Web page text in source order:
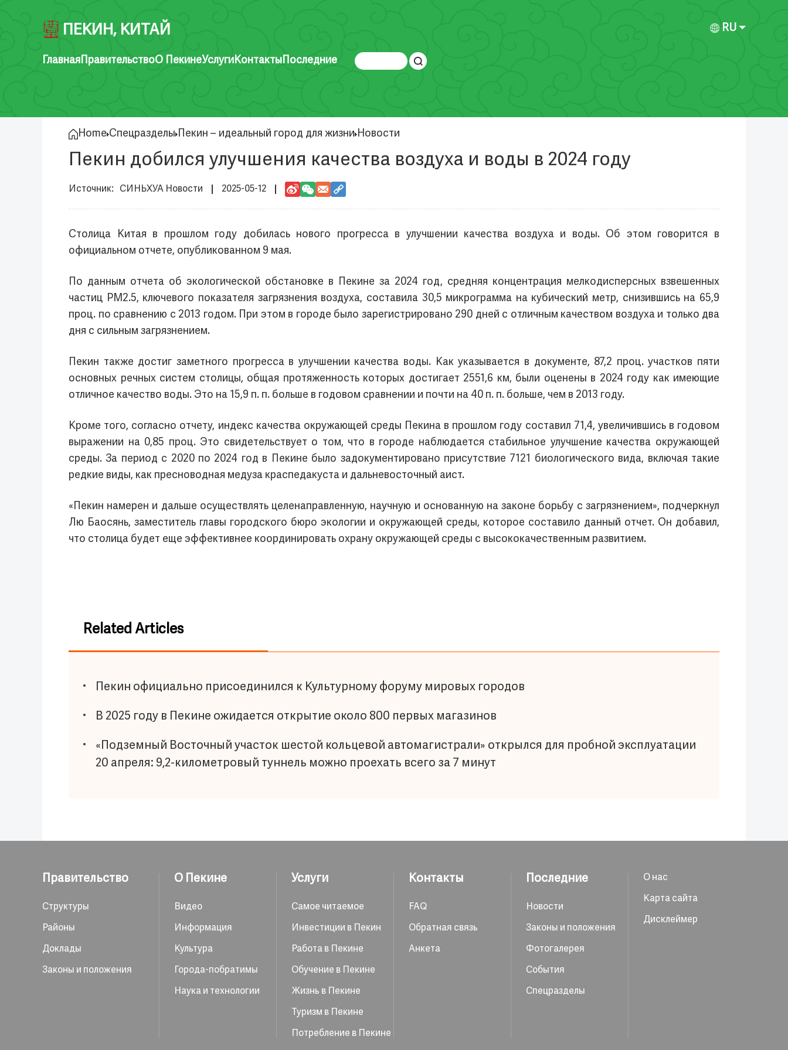
ПЕКИН, КИТАЙ RU
ГлавнаяПравительствоО ПекинеУслугиКонтактыПоследние
Home Спецразделы Пекин – идеальный город для жизни Новости
Пекин добился улучшения качества воздуха и воды в 2024 году
СИНЬХУА Новости 2025-05-12
Столица Китая в прошлом году добилась нового прогресса в улучшении качества воздуха и воды. Об этом говорится в
официальном отчете, опубликованном 9 мая.
По данным отчета об экологической обстановке в Пекине за 2024 год, средняя концентрация мелкодисперсных взвешенных
частиц PM2.5, ключевого показателя загрязнения воздуха, составила 30,5 микрограмма на кубический метр, снизившись на 65,9
проц. по сравнению с 2013 годом. При этом в городе было зарегистрировано 290 дней с отличным качеством воздуха и только два
дня с сильным загрязнением.
Пекин также достиг заметного прогресса в улучшении качества воды. Как указывается в документе, 87,2 проц. участков пяти
основных речных систем столицы, общая протяженность которых достигает 2551,6 км, были оценены в 2024 году как имеющие
отличное качество воды. Это на 15,9 п. п. больше в годовом сравнении и почти на 40 п. п. больше, чем в 2013 году.
Кроме того, согласно отчету, индекс качества окружающей среды Пекина в прошлом году составил 71,4, увеличившись в годовом
выражении на 0,85 проц. Это свидетельствует о том, что в городе наблюдается стабильное улучшение качества окружающей
среды. За период с 2020 по 2024 год в Пекине было задокументировано присутствие 7121 биологического вида, включая такие
редкие виды, как пресноводная медуза краспедакуста и дальневосточный аист.
«Пекин намерен и дальше осуществлять целенаправленную, научную и основанную на законе борьбу с загрязнением», подчеркнул
Лю Баосянь, заместитель главы городского бюро экологии и окружающей среды, которое составило данный отчет. Он добавил,
что столица будет еще эффективнее координировать охрану окружающей среды с высококачественным развитием.
Related Articles
Пекин официально присоединился к Культурному форуму мировых городов
В 2025 году в Пекине ожидается открытие около 800 первых магазинов
«Подземный Восточный участок шестой кольцевой автомагистрали» открылся для пробной эксплуатации
20 апреля: 9,2-километровый туннель можно проехать всего за 7 минут
Правительство
Структуры
Районы
Доклады
Законы и положения
О Пекине
Видео
Информация
Культура
Города-побратимы
Наука и технологии
Услуги
Самое читаемое
Инвестиции в Пекин
Работа в Пекине
Обучение в Пекине
Жизнь в Пекине
Туризм в Пекине
Потребление в Пекине
Контакты
FAQ
Обратная связь
Анкета
Последние
Новости
Законы и положения
Фотогалерея
События
Спецразделы
О нас
Карта сайта
Дисклеймер